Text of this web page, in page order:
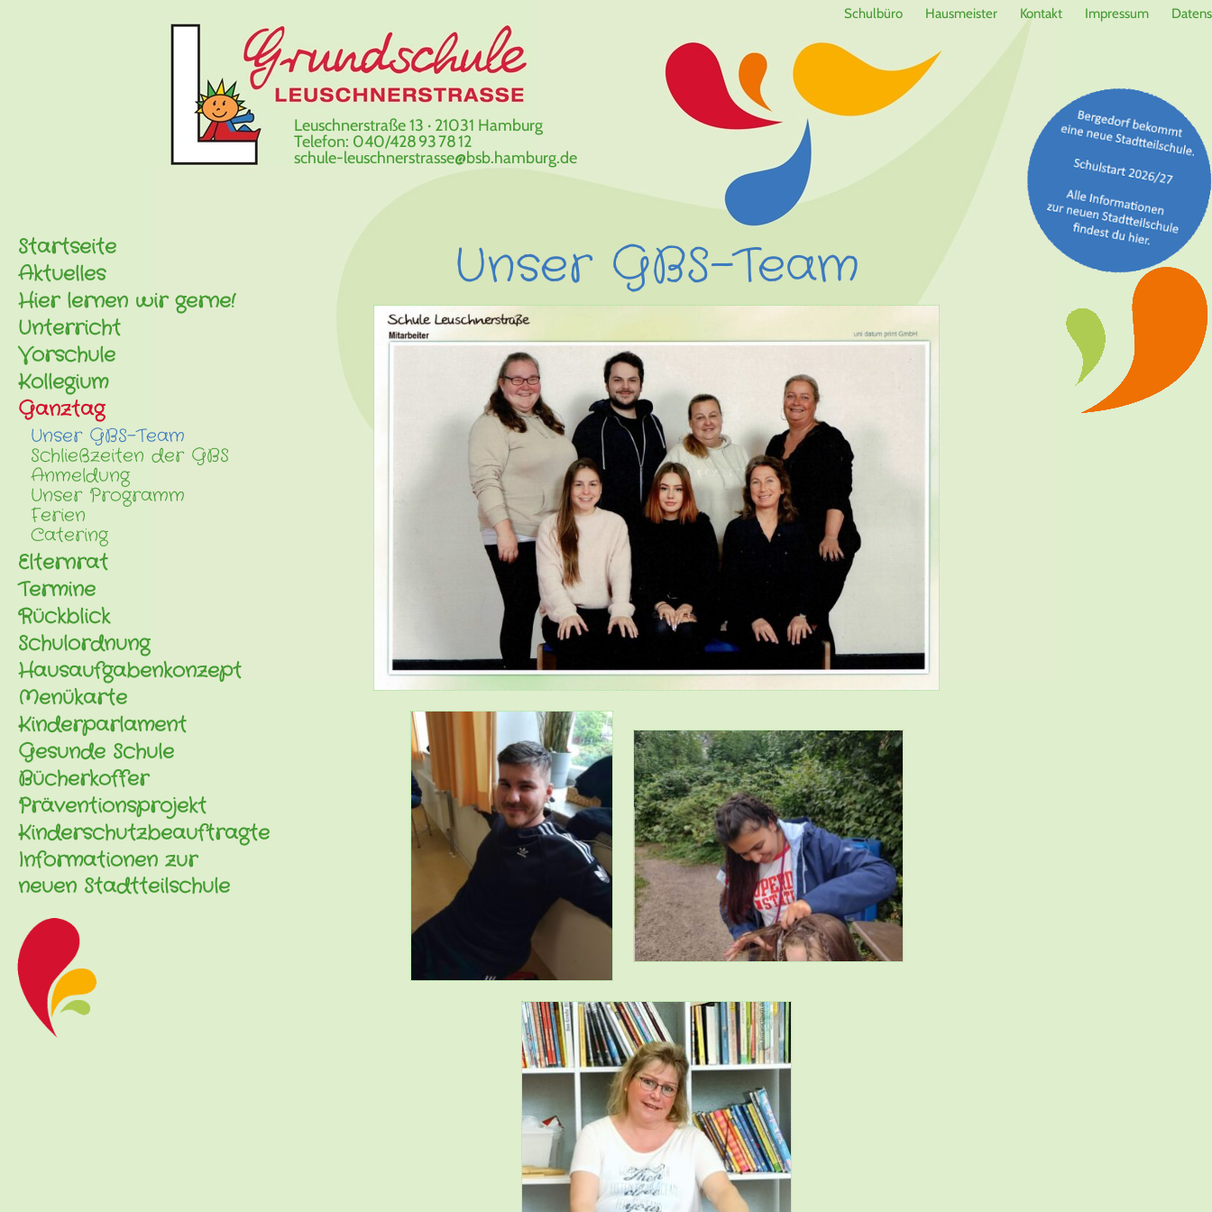
Schulbüro Hausmeister Kontakt Impressum
Leuschnerstraße 13 · 21031 Hamburg
Telefon: 040/428 93 78 12
schule-leuschnerstrasse@bsb.hamburg.de
Startseite
Aktuelles
Hier lernen wir gerne!
Unterricht
Vorschule
Kollegium
Ganztag
Unser GBS-Team
Schließzeiten der GBS
Anmeldung
Unser Programm
Ferien
Catering
Elternrat
Termine
Rückblick
Schulordnung
Hausaufgabenkonzept
Menükarte
Kinderparlament
Gesunde Schule
Bücherkoffer
Präventionsprojekt
Kinderschutzbeauftragte
Informationen zur
neuen Stadtteilschule
Unser GBS-Team